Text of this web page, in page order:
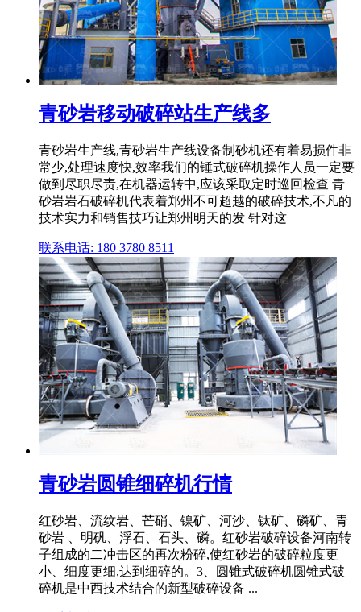
青砂岩移动破碎站生产线多
青砂岩生产线,青砂岩生产线设备制砂机还有着易损件非
常少,处理速度快,效率我们的锤式破碎机操作人员一定要
做到尽职尽责,在机器运转中,应该采取定时巡回检查 青
砂岩岩石破碎机代表着郑州不可超越的破碎技术,不凡的
技术实力和销售技巧让郑州明天的发 针对这
联系电话: 180 3780 8511
青砂岩圆锥细碎机行情
红砂岩、流纹岩、芒硝、镍矿、河沙、钛矿、磷矿、青
砂岩 、明矾、浮石、石头、磷。红砂岩破碎设备河南转
子组成的二冲击区的再次粉碎,使红砂岩的破碎粒度更
小、细度更细,达到细碎的。3、圆锥式破碎机圆锥式破
碎机是中西技术结合的新型破碎设备 ...